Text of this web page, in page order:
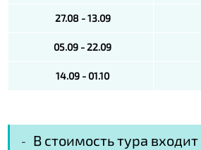
27.08 - 13.09
05.09 - 22.09
14.09 - 01.10
В стоимость тура входит